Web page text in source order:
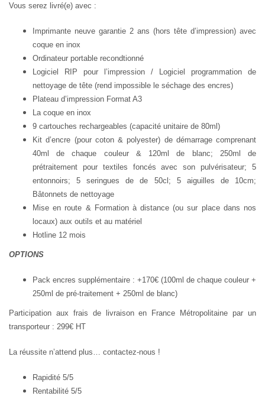
Vous serez livré(e) avec :
Imprimante neuve garantie 2 ans (hors tête d’impression) avec
coque en inox
Ordinateur portable recondtionné
Logiciel RIP pour l’impression / Logiciel programmation de
nettoyage de tête (rend impossible le séchage des encres)
Plateau d’impression Format A3
La coque en inox
9 cartouches rechargeables (capacité unitaire de 80ml)
Kit d’encre (pour coton & polyester) de démarrage comprenant
40ml de chaque couleur & 120ml de blanc; 250ml de
prétraitement pour textiles foncés avec son pulvérisateur; 5
entonnoirs; 5 seringues de de 50cl; 5 aiguilles de 10cm;
Bâtonnets de nettoyage
Mise en route & Formation à distance (ou sur place dans nos
locaux) aux outils et au matériel
Hotline 12 mois
OPTIONS
Pack encres supplémentaire : +170€ (100ml de chaque couleur +
250ml de pré-traitement + 250ml de blanc)
Participation aux frais de livraison en France Métropolitaine par un
transporteur : 299€ HT
La réussite n’attend plus… contactez-nous !
Rapidité 5/5
Rentabilité 5/5